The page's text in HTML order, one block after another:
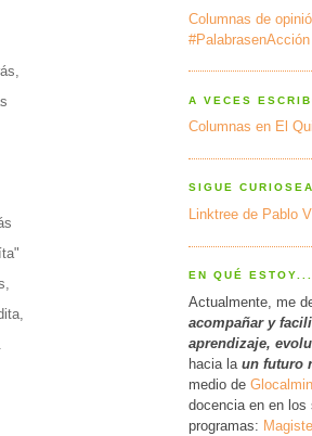
Columnas de
#PalabrasenAcción
A VECES
Columnas en El
SIGUE
Linktree de Pablo
EN QUÉ ESTOY...
Actualmente, me
acompañar y
aprendizaje,
hacia la un futuro
medio de
docencia en en los
programas: